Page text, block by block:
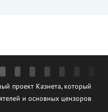
проект Казнета, который
и основных цензоров